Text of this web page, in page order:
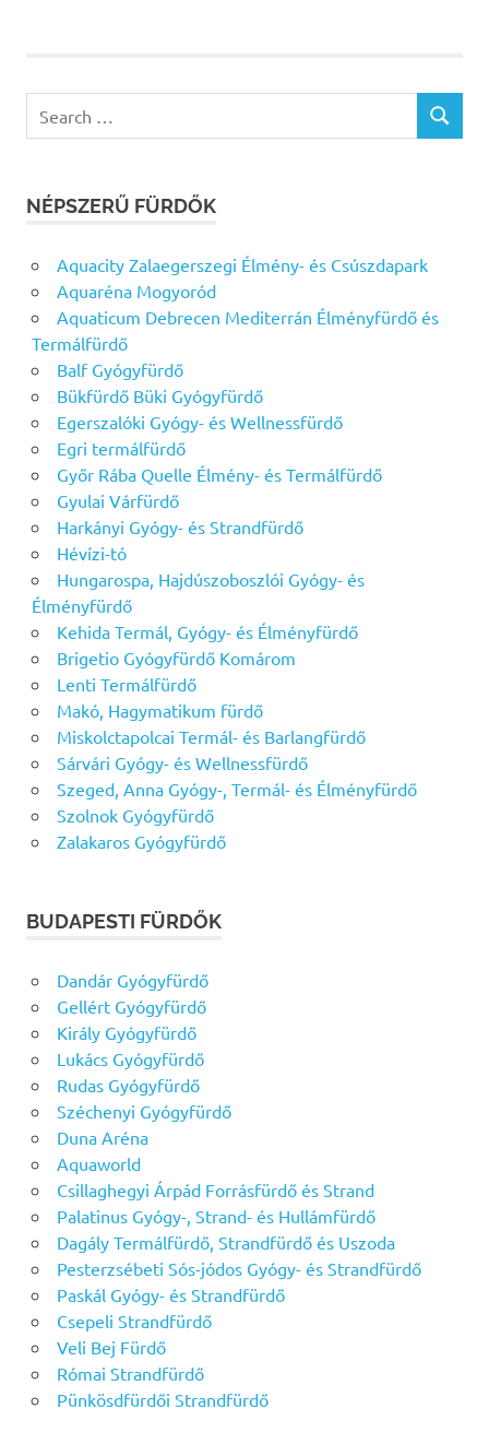
for:
SEARCH
NÉPSZERŰ FÜRDŐK
Aquacity Zalaegerszegi Élmény- és Csúszdapark
Aquaréna Mogyoród
Aquaticum Debrecen Mediterrán Élményfürdő és
Termálfürdő
Balf Gyógyfürdő
Bükfürdő Büki Gyógyfürdő
Egerszalóki Gyógy- és Wellnessfürdő
Egri termálfürdő
Győr Rába Quelle Élmény- és Termálfürdő
Gyulai Várfürdő
Harkányi Gyógy- és Strandfürdő
Hévízi-tó
Hungarospa, Hajdúszoboszlói Gyógy- és
Élményfürdő
Kehida Termál, Gyógy- és Élményfürdő
Brigetio Gyógyfürdő Komárom
Lenti Termálfürdő
Makó, Hagymatikum fürdő
Miskolctapolcai Termál- és Barlangfürdő
Sárvári Gyógy- és Wellnessfürdő
Szeged, Anna Gyógy-, Termál- és Élményfürdő
Szolnok Gyógyfürdő
Zalakaros Gyógyfürdő
BUDAPESTI FÜRDŐK
Dandár Gyógyfürdő
Gellért Gyógyfürdő
Király Gyógyfürdő
Lukács Gyógyfürdő
Rudas Gyógyfürdő
Széchenyi Gyógyfürdő
Duna Aréna
Aquaworld
Csillaghegyi Árpád Forrásfürdő és Strand
Palatinus Gyógy-, Strand- és Hullámfürdő
Dagály Termálfürdő, Strandfürdő és Uszoda
Pesterzsébeti Sós-jódos Gyógy- és Strandfürdő
Paskál Gyógy- és Strandfürdő
Csepeli Strandfürdő
Veli Bej Fürdő
Római Strandfürdő
Pünkösdfürdői Strandfürdő